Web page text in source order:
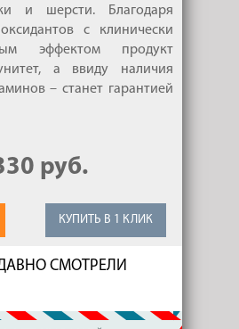
и шерсти. Благодаря
с клинически
эффектом продукт
а ввиду наличия
– станет гарантией
руб.
КУПИТЬ В 1 КЛИК
СМОТРЕЛИ